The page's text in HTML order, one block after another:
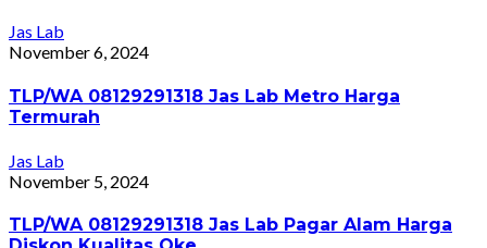
Jas Lab
November 6, 2024
TLP/WA 08129291318 Jas Lab Metro Harga
Termurah
Jas Lab
November 5, 2024
TLP/WA 08129291318 Jas Lab Pagar Alam Harga